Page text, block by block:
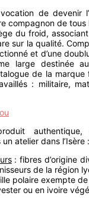
de devenir
compagnon de tous
du froid, associant
sur la qualité.
et d’une
large destinée
de la marque
: militaire,
atelier dans l’Isère :
: fibres d’origine
de la région
polaire exempte
ou en ivoire